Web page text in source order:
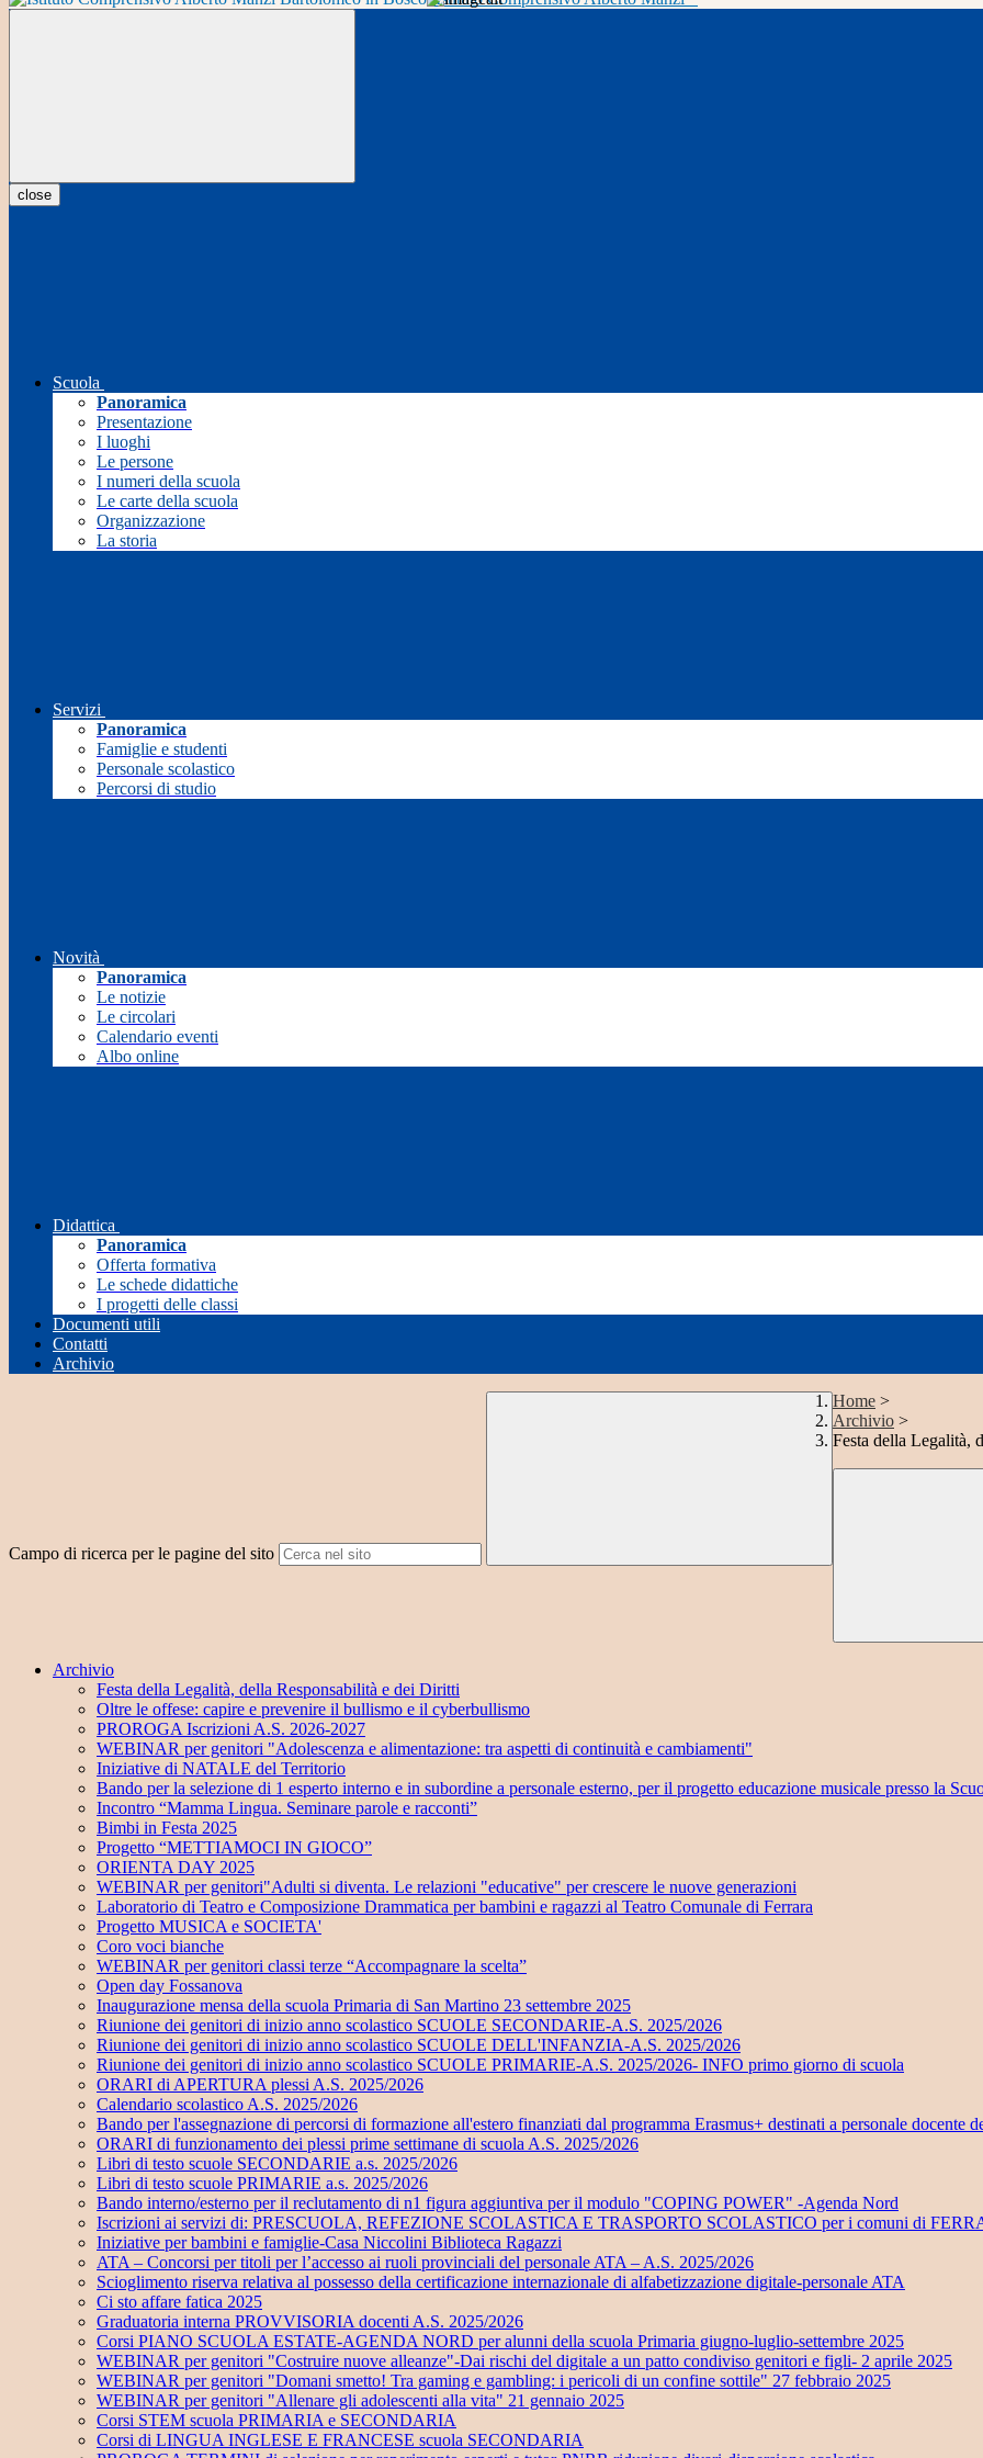
close
Scuola
Panoramica
Presentazione
I luoghi
Le persone
I numeri della scuola
Le carte della scuola
Organizzazione
La storia
Servizi
Panoramica
Famiglie e studenti
Personale scolastico
Percorsi di studio
Novità
Panoramica
Le notizie
Le circolari
Calendario eventi
Albo online
Didattica
Panoramica
Offerta formativa
Le schede didattiche
I progetti delle classi
Documenti utili
Contatti
Archivio
Campo di ricerca per le pagine del sito
Home >
Archivio >
Festa della Legalità,
Archivio
Festa della Legalità, della Responsabilità e dei Diritti
Oltre le offese: capire e prevenire il bullismo e il cyberbullismo
PROROGA Iscrizioni A.S. 2026-2027
WEBINAR per genitori "Adolescenza e alimentazione: tra aspetti di continuità e cambiamenti"
Iniziative di NATALE del Territorio
Bando per la selezione di 1 esperto interno e in subordine a personale esterno, per il progetto educazione musicale presso la
Incontro “Mamma Lingua. Seminare parole e racconti”
Bimbi in Festa 2025
Progetto “METTIAMOCI IN GIOCO”
ORIENTA DAY 2025
WEBINAR per genitori"Adulti si diventa. Le relazioni "educative" per crescere le nuove generazioni
Laboratorio di Teatro e Composizione Drammatica per bambini e ragazzi al Teatro Comunale di Ferrara
Progetto MUSICA e SOCIETA'
Coro voci bianche
WEBINAR per genitori classi terze “Accompagnare la scelta”
Open day Fossanova
Inaugurazione mensa della scuola Primaria di San Martino 23 settembre 2025
Riunione dei genitori di inizio anno scolastico SCUOLE SECONDARIE-A.S. 2025/2026
Riunione dei genitori di inizio anno scolastico SCUOLE DELL'INFANZIA-A.S. 2025/2026
Riunione dei genitori di inizio anno scolastico SCUOLE PRIMARIE-A.S. 2025/2026- INFO primo giorno di scuola
ORARI di APERTURA plessi A.S. 2025/2026
Calendario scolastico A.S. 2025/2026
Bando per l'assegnazione di percorsi di formazione all'estero finanziati dal programma Erasmus+ destinati a personale docente
ORARI di funzionamento dei plessi prime settimane di scuola A.S. 2025/2026
Libri di testo scuole SECONDARIE a.s. 2025/2026
Libri di testo scuole PRIMARIE a.s. 2025/2026
Bando interno/esterno per il reclutamento di n1 figura aggiuntiva per il modulo "COPING POWER" -Agenda Nord
Iscrizioni ai servizi di: PRESCUOLA, REFEZIONE SCOLASTICA E TRASPORTO SCOLASTICO per i comuni di
Iniziative per bambini e famiglie-Casa Niccolini Biblioteca Ragazzi
ATA – Concorsi per titoli per l’accesso ai ruoli provinciali del personale ATA – A.S. 2025/2026
Scioglimento riserva relativa al possesso della certificazione internazionale di alfabetizzazione digitale-personale ATA
Ci sto affare fatica 2025
Graduatoria interna PROVVISORIA docenti A.S. 2025/2026
Corsi PIANO SCUOLA ESTATE-AGENDA NORD per alunni della scuola Primaria giugno-luglio-settembre 2025
WEBINAR per genitori "Costruire nuove alleanze"-Dai rischi del digitale a un patto condiviso genitori e figli- 2 aprile 2025
WEBINAR per genitori "Domani smetto! Tra gaming e gambling: i pericoli di un confine sottile" 27 febbraio 2025
WEBINAR per genitori "Allenare gli adolescenti alla vita" 21 gennaio 2025
Corsi STEM scuola PRIMARIA e SECONDARIA
Corsi di LINGUA INGLESE E FRANCESE scuola SECONDARIA